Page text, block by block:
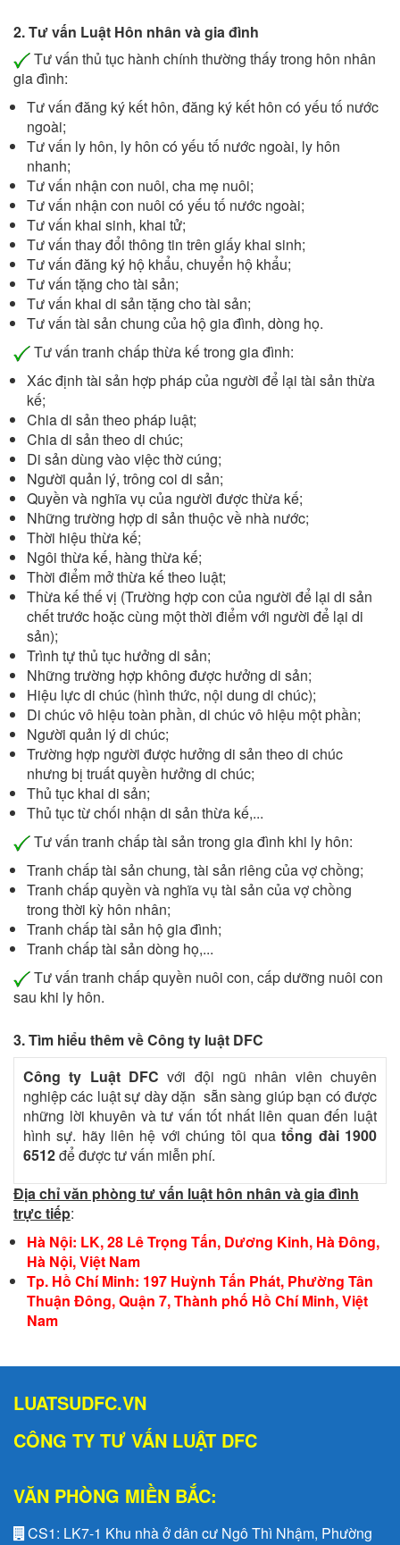
2. Tư vấn Luật Hôn nhân và gia đình
Tư vấn thủ tục hành chính thường thấy trong hôn nhân
gia đình:
Tư vấn đăng ký kết hôn, đăng ký kết hôn có yếu tố nước
ngoài;
Tư vấn ly hôn, ly hôn có yếu tố nước ngoài, ly hôn
nhanh;
Tư vấn nhận con nuôi, cha mẹ nuôi;
Tư vấn nhận con nuôi có yếu tố nước ngoài;
Tư vấn khai sinh, khai tử;
Tư vấn thay đổi thông tin trên giấy khai sinh;
Tư vấn đăng ký hộ khẩu, chuyển hộ khẩu;
Tư vấn tặng cho tài sản;
Tư vấn khai di sản tặng cho tài sản;
Tư vấn tài sản chung của hộ gia đình, dòng họ.
Tư vấn tranh chấp thừa kế trong gia đình:
Xác định tài sản hợp pháp của người để lại tài sản thừa
kế;
Chia di sản theo pháp luật;
Chia di sản theo di chúc;
Di sản dùng vào việc thờ cúng;
Người quản lý, trông coi di sản;
Quyền và nghĩa vụ của người được thừa kế;
Những trường hợp di sản thuộc về nhà nước;
Thời hiệu thừa kế;
Ngôi thừa kế, hàng thừa kế;
Thời điểm mở thừa kế theo luật;
Thừa kế thế vị (Trường hợp con của người để lại di sản
chết trước hoặc cùng một thời điểm với người để lại di
sản);
Trình tự thủ tục hưởng di sản;
Những trường hợp không được hưởng di sản;
Hiệu lực di chúc (hình thức, nội dung di chúc);
Di chúc vô hiệu toàn phần, di chúc vô hiệu một phần;
Người quản lý di chúc;
Trường hợp người được hưởng di sản theo di chúc
nhưng bị truất quyền hưởng di chúc;
Thủ tục khai di sản;
Thủ tục từ chối nhận di sản thừa kế,...
Tư vấn tranh chấp tài sản trong gia đình khi ly hôn:
Tranh chấp tài sản chung, tài sản riêng của vợ chồng;
Tranh chấp quyền và nghĩa vụ tài sản của vợ chồng
trong thời kỳ hôn nhân;
Tranh chấp tài sản hộ gia đình;
Tranh chấp tài sản dòng họ,...
Tư vấn tranh chấp quyền nuôi con, cấp dưỡng nuôi con
sau khi ly hôn.
3. Tìm hiểu thêm về Công ty luật DFC
Công ty Luật DFC với đội ngũ nhân viên chuyên
nghiệp các luật sự dày dặn sẵn sàng giúp bạn có được
những lời khuyên và tư vấn tốt nhất liên quan đến luật
hình sự. hãy liên hệ với chúng tôi quatổng đài 1900
6512để được tư vấn miễn phí.
Địa chỉ văn phòng tư vấn luật hôn nhân và gia đình
trực tiếp:
Hà Nội: LK, 28 Lê Trọng Tấn, Dương Kinh, Hà Đông,
Hà Nội, Việt Nam
Tp. Hồ Chí Minh: 197 Huỳnh Tấn Phát, Phường Tân
Thuận Đông, Quận 7, Thành phố Hồ Chí Minh, Việt
Nam
LUATSUDFC.VN
CÔNG TY TƯ VẤN LUẬT DFC
VĂN PHÒNG MIỀN BẮC:
CS1: LK7-1 Khu nhà ở dân cư Ngô Thì Nhậm, Phường